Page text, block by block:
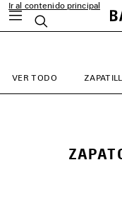
Ir al contenido principal
Buscar
VER TODO